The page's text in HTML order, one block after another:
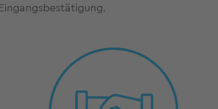
Eingangsbestätigung.